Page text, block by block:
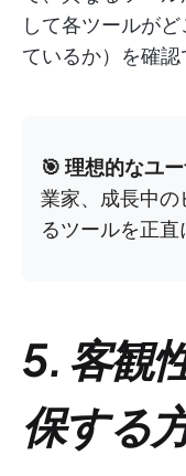
して各ツールが
ているか）を確認
🎯 理想的なユ
業家、成長中の
るツールを正直
5. 客観
保する